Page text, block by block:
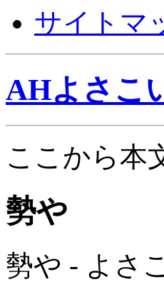
サイトマ
AHよさこ
ここから本
勢や
勢や - よさ